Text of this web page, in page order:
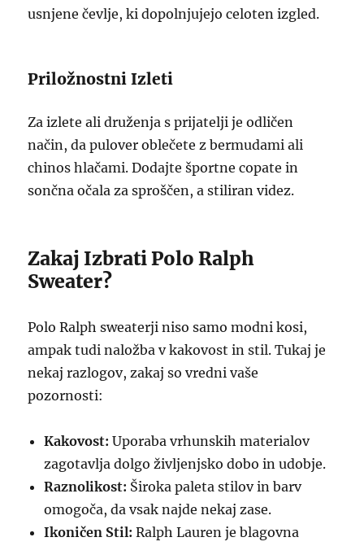
usnjene čevlje, ki dopolnjujejo celoten izgled.
Priložnostni Izleti
Za izlete ali druženja s prijatelji je odličen
način, da pulover oblečete z bermudami ali
chinos hlačami. Dodajte športne copate in
sončna očala za sproščen, a stiliran videz.
Zakaj Izbrati Polo Ralph
Sweater?
Polo Ralph sweaterji niso samo modni kosi,
ampak tudi naložba v kakovost in stil. Tukaj je
nekaj razlogov, zakaj so vredni vaše
pozornosti:
Kakovost: Uporaba vrhunskih materialov
zagotavlja dolgo življenjsko dobo in udobje.
Raznolikost: Široka paleta stilov in barv
omogoča, da vsak najde nekaj zase.
Ikoničen Stil: Ralph Lauren je blagovna